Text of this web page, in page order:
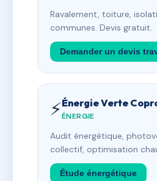
Ravalement, toiture,
communes. Devis gratuit.
Demander un devis
⚡Énergie Verte
ÉNERGIE
Audit énergétique,
collectif, optimisation
Étude énergétique